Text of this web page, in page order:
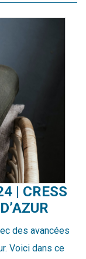
| CRESS
des avancées
Voici dans ce